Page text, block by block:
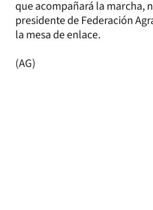
que acompañará la marcha,
presidente de Federación
la mesa de enlace.
(AG)